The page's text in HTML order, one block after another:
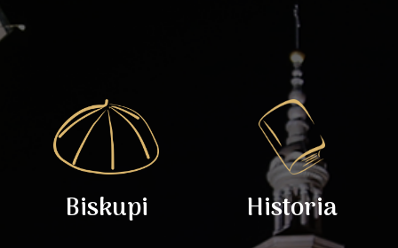
Biskupi Historia